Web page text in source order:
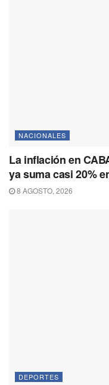
NACIONALES
La inflación en
ya suma casi 20%
8 AGOSTO, 2026
DEPORTES